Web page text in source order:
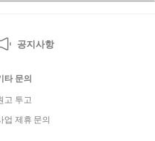
공지사항
타 문의
고 투고
업 제휴 문의